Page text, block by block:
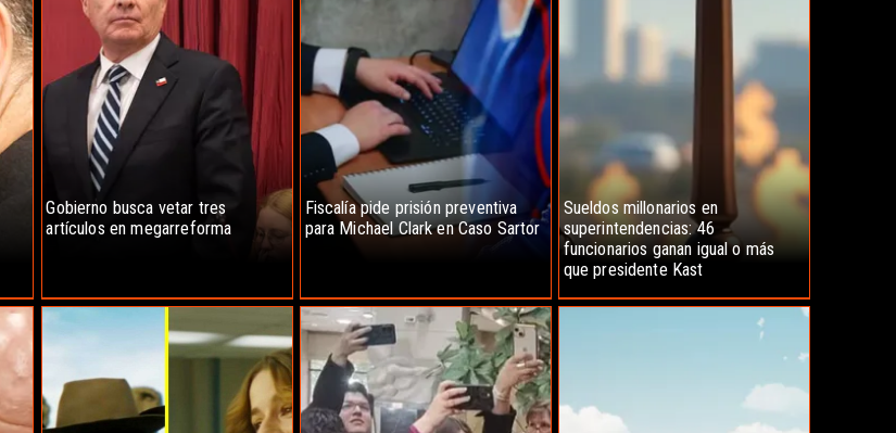
Gobierno busca vetar tres
artículos en megarreforma
Fiscalía pide prisión preventiva
para Michael Clark en Caso Sartor
Sueldos millonarios en
superintendencias: 46
funcionarios ganan igual o más
que presidente Kast